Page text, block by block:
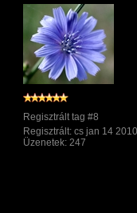
Regisztrált tag #8
Regisztrált: cs jan 14
Üzenetek: 247